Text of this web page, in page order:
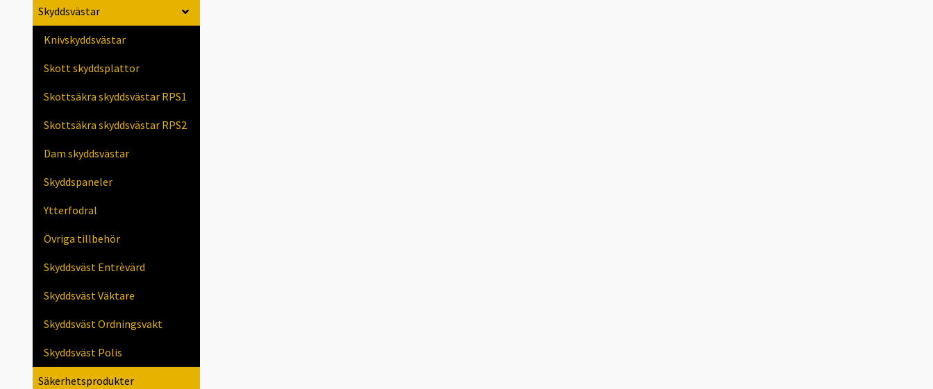
Skyddsvästar
Knivskyddsvästar
Skott skyddsplattor
Skottsäkra skyddsvästar RPS1
Skottsäkra skyddsvästar RPS2
Dam skyddsvästar
Skyddspaneler
Ytterfodral
Övriga tillbehör
Skyddsväst Entrèvärd
Skyddsväst Väktare
Skyddsväst Ordningsvakt
Skyddsväst Polis
Säkerhetsprodukter